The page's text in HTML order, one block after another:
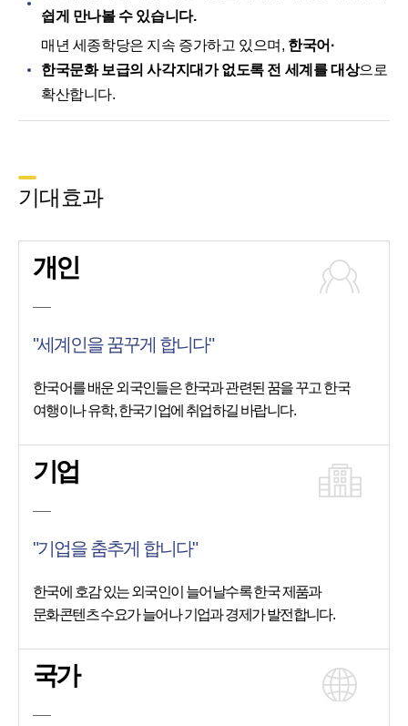
쉽게 만나볼 수 있습니다.
매년 세종학당은 지속 증가하고 있으며, 한국어·
한국문화 보급의 사각지대가 없도록 전 세계를 대상으로
확산합니다.
기대효과
개인
"세계인을 꿈꾸게 합니다"
한국어를 배운 외국인들은 한국과 관련된 꿈을 꾸고 한국
여행이나 유학, 한국기업에 취업하길 바랍니다.
기업
"기업을 춤추게 합니다"
한국에 호감 있는 외국인이 늘어날수록 한국 제품과
문화콘텐츠 수요가 늘어나 기업과 경제가 발전합니다.
국가